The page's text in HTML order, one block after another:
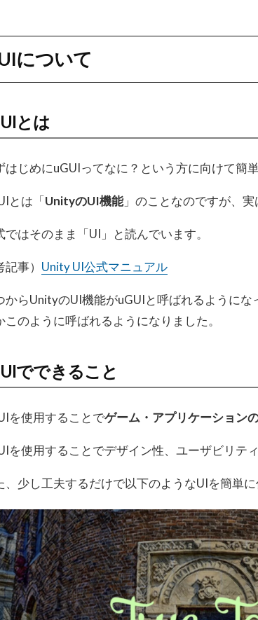
について
とは
はじめにuGUIってなに？という方に向けて簡
とは「UnityのUI機能」のことなのですが、
ではそのまま「UI」と読んでいます。
事） Unity UI公式マニュアル
からUnityのUI機能がuGUIと呼ばれるように
このように呼ばれるようになりました。
でできること
を使用することでゲーム・アプリケーション
を使用することでデザイン性、ユーザビリテ
、少し工夫するだけで以下のようなUIを簡単